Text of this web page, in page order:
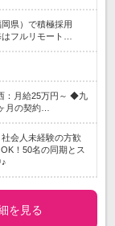
県）で積極採用
フルリモート…
：月給25万円～ ◆九
月の契約…
会人未経験の方歓
！50名の同期とス
を見る